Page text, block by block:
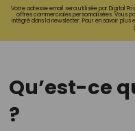
Votre adresse email sera utilisée par Digital
offres commerciales personnalisées. Vous
intégré dans la newsletter. Pour en savoir
Qu’est-ce
?